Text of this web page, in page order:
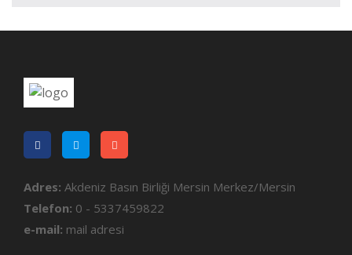
Adres: Akdeniz Basın Birliği Mersin Merkez/Mersin
Telefon: 0 - 5337459822
e-mail: mail adresi